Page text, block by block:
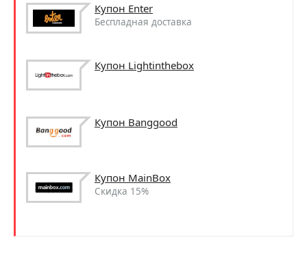
Купон Enter
Беспладная доставка
Купон Lightinthebox
Купон Banggood
Купон MainBox
Скидка 15%